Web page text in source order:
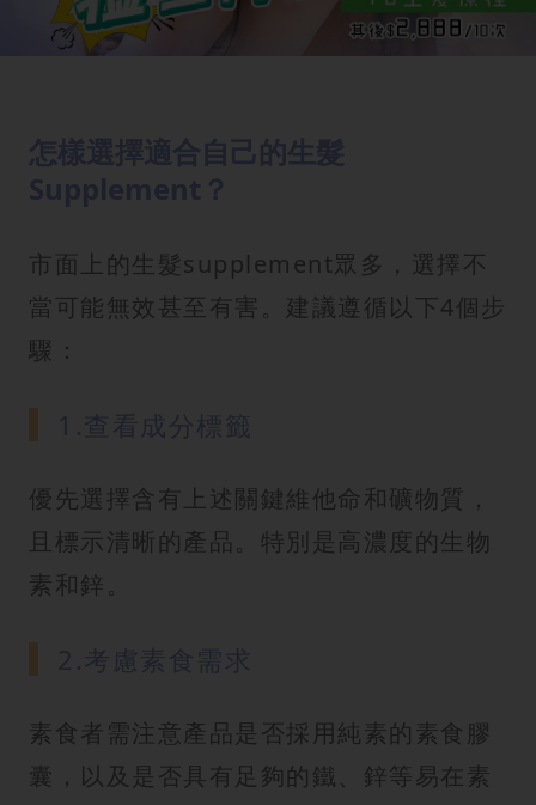
市面上的生髮supplement眾多，選擇不
當可能無效甚至有害。建議遵循以下4個步
驟：
優先選擇含有上述關鍵維他命和礦物質，
且標示清晰的產品。特別是高濃度的生物
素和鋅。
素食者需注意產品是否採用純素的素食膠
囊，以及是否具有足夠的鐵、鋅等易在素